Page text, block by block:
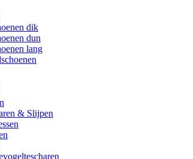
dik
dun
lang
& Slijpen